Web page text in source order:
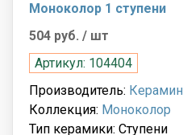
Моноколор 1 ступени
504 руб. / шт
Артикул: 104404
Производитель: Керамин
Коллекция: Моноколор
Тип керамики: Ступени